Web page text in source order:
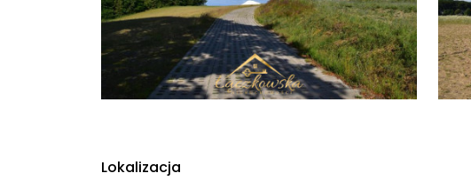
Lokalizacja